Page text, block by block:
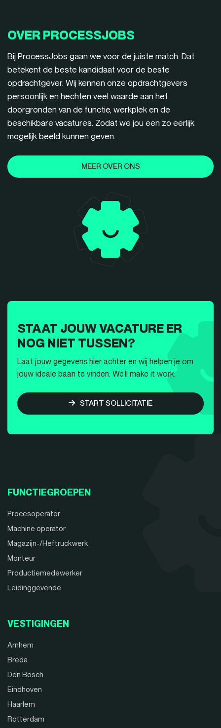
OVER PROCESSJOBS
Bij ProcessJobs gaan we voor de juiste match. Dat
betekent de beste kandidaat voor de beste
opdrachtgever. Wij kennen onze opdrachtgevers
persoonlijk en hechten veel waarde aan het
doorgronden van de functie, werkplek en de
beschikbare vacatures. Zodat we jou een zo eerlijk
mogelijk beeld kunnen geven.
MEER OVER ONS
STAAT JOUW VACATURE ER
NOG NIET TUSSEN?
Laat jouw gegevens hier achter en wij helpen je om
jouw ideale baan te vinden. We’ll make it work.
START SOLLICITATIE
FUNCTIEGROEPEN
Procesoperator
Machine operator
Magazijn-/Heftruckwerk
Monteur
Productiemedewerker
Leidinggevende
VESTIGINGEN
Arnhem
Breda
Den Bosch
Eindhoven
Haarlem
Rotterdam